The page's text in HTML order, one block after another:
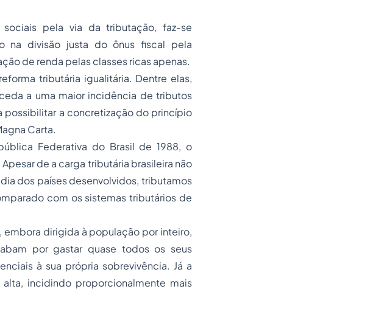
pela via da tributação, faz-se
na divisão justa do ônus fiscal pela
de renda pelas classes ricas apenas.
tributária igualitária. Dentre elas,
a uma maior incidência de tributos
possibilitar a concretização do princípio
Carta.
Federativa do Brasil de 1988, o
de a carga tributária brasileira não
dos países desenvolvidos, tributamos
com os sistemas tributários de
dirigida à população por inteiro,
por gastar quase todos os seus
à sua própria sobrevivência. Já a
incidindo proporcionalmente mais